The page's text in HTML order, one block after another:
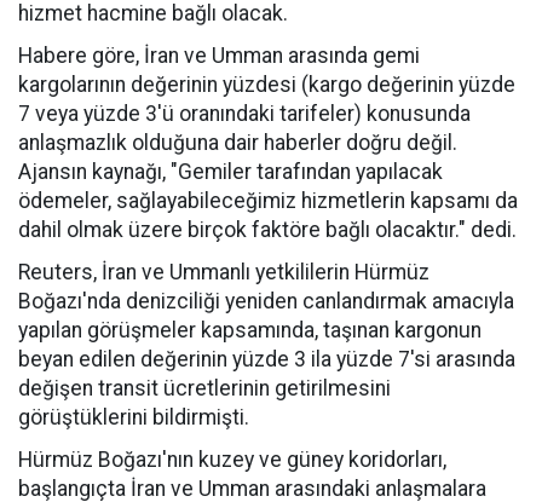
hizmet hacmine bağlı olacak.
Habere göre, İran ve Umman arasında gemi
kargolarının değerinin yüzdesi (kargo değerinin yüzde
7 veya yüzde 3'ü oranındaki tarifeler) konusunda
anlaşmazlık olduğuna dair haberler doğru değil.
Ajansın kaynağı, "Gemiler tarafından yapılacak
ödemeler, sağlayabileceğimiz hizmetlerin kapsamı da
dahil olmak üzere birçok faktöre bağlı olacaktır." dedi.
Reuters, İran ve Ummanlı yetkililerin Hürmüz
Boğazı'nda denizciliği yeniden canlandırmak amacıyla
yapılan görüşmeler kapsamında, taşınan kargonun
beyan edilen değerinin yüzde 3 ila yüzde 7'si arasında
değişen transit ücretlerinin getirilmesini
görüştüklerini bildirmişti.
Hürmüz Boğazı'nın kuzey ve güney koridorları,
başlangıçta İran ve Umman arasındaki anlaşmalara